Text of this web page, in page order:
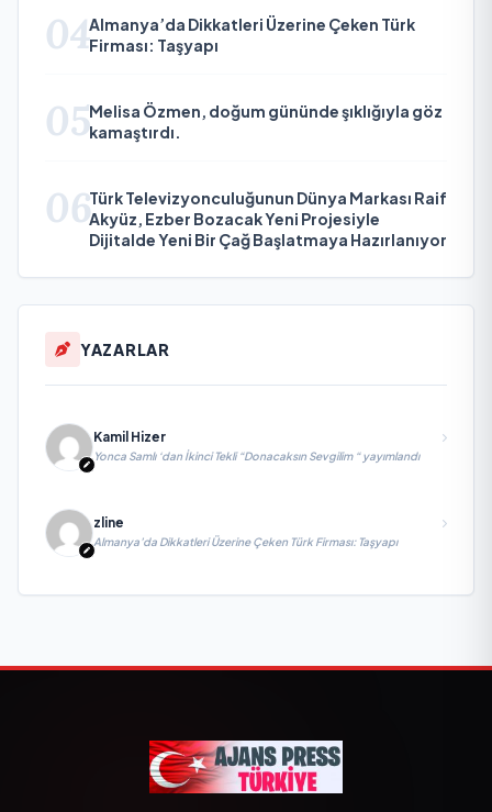
04Almanya’da Dikkatleri Üzerine Çeken Türk
Firması: Taşyapı
05Melisa Özmen, doğum gününde şıklığıyla göz
kamaştırdı.
06Türk Televizyonculuğunun Dünya Markası Raif
Akyüz, Ezber Bozacak Yeni Projesiyle
Dijitalde Yeni Bir Çağ Başlatmaya Hazırlanıyor
YAZARLAR
Kamil Hizer
Yonca Samlı ‘dan İkinci Tekli “Donacaksın Sevgilim “ yayımlandı
zline
Almanya’da Dikkatleri Üzerine Çeken Türk Firması: Taşyapı